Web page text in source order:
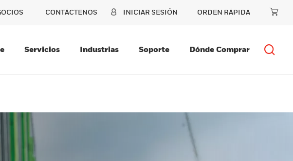
CONTÁCTENOS INICIAR SESIÓN ORDEN RÁPIDA
Servicios Industrias Soporte Dónde Comprar